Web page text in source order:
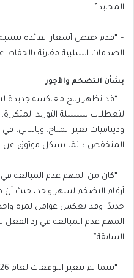
المحايد”.
الصدمات السلبية مقارنة بالحفاظ
بشأن التضخم والأجور
– “قد تظهر رياح معاكسة جديدة
لتعطلات سلسلة التوريد المتكررة،
وديناميات تغير المناخ.
المنخفض دائمًا بشكل موثوق عن
– “كان من المهم عدم المبالغة في
أرقام التضخم لشهر واحد، حيث أن
جديدًا وقد تعكس عوامل لمرة
المهم عدم المبالغة في رد الفعل
السابقة”.